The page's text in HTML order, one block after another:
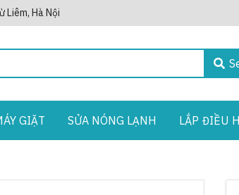
Liêm, Hà Nội
GIẶT SỬA NÓNG LẠNH LẮP ĐIỀU